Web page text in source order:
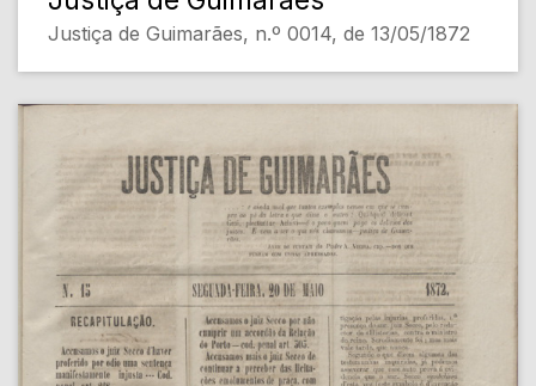
Justiça de Guimarães, n.º 0014, de 13/05/1872